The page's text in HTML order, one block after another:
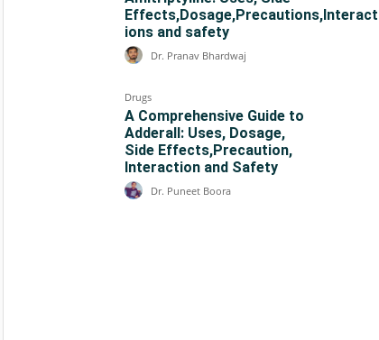
Effects,Dosage,Precautions,Interact
ions and safety
Dr. Pranav Bhardwaj
Drugs
A Comprehensive Guide to
Adderall: Uses, Dosage,
Side Effects,Precaution,
Interaction and Safety
Dr. Puneet Boora